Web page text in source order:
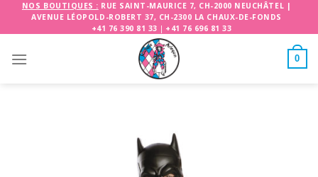
NOS BOUTIQUES : RUE SAINT-MAURICE 7, CH-2000 NEUCHÂTEL |
AVENUE LÉOPOLD-ROBERT 37, CH-2300 LA CHAUX-DE-FONDS
+41 76 390 81 33 | +41 76 696 81 33
0